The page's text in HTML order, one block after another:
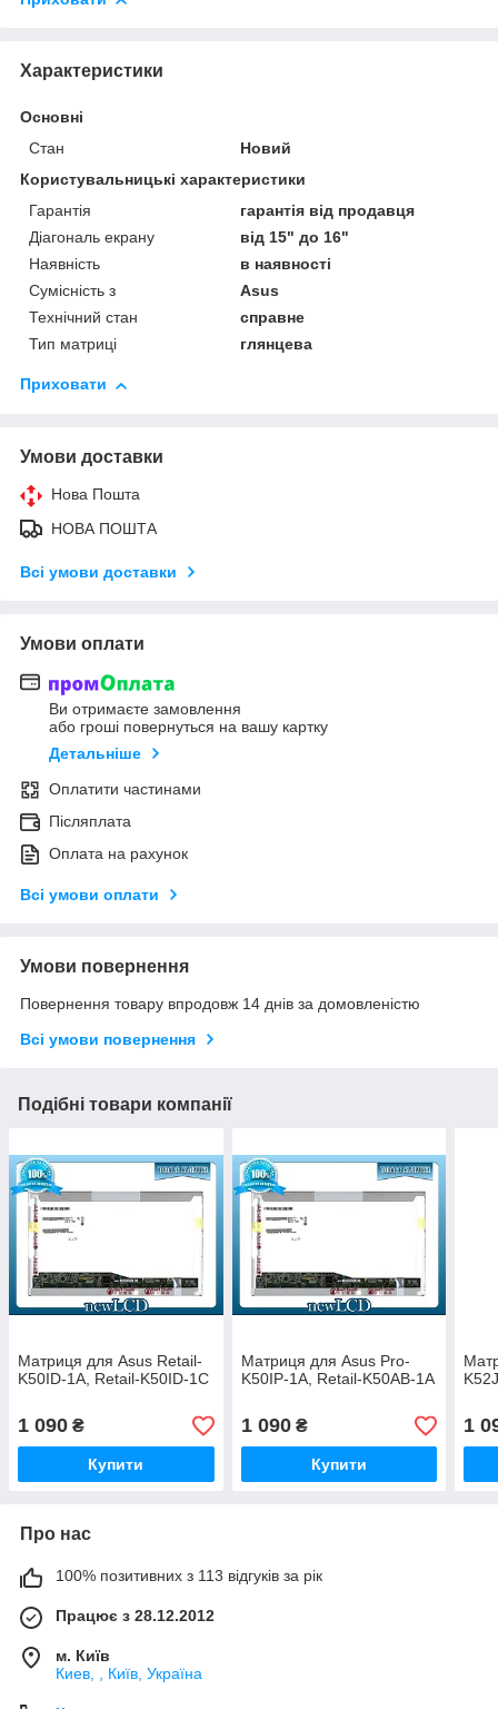
Характеристики
Основні
Стан
Новий
Користувальницькі характеристики
Гарантія
гарантія від продавця
Діагональ екрану
від 15" до 16"
Наявність
в наявності
Сумісність з
Asus
Технічний стан
справне
Тип матриці
глянцева
Приховати
Умови доставки
Нова Пошта
НОВА ПОШТА
Всі умови доставки
Умови оплати
Ви отримаєте замовлення
або гроші повернуться на вашу картку
Детальніше
Оплатити частинами
Післяплата
Оплата на рахунок
Всі умови оплати
Умови повернення
Повернення товару впродовж 14 днів за домовленістю
Всі умови повернення
Подібні товари компанії
Матриця для Asus Retail-
K50ID-1A, Retail-K50ID-1C
1 090 ₴
Купити
Матриця для Asus Pro-
K50IP-1A, Retail-K50AB-1A
1 090₴
Купити
1
Про нас
100% позитивних з 113 відгуків за рік
Працює з 28.12.2012
м. Київ
Киев, , Київ, Україна